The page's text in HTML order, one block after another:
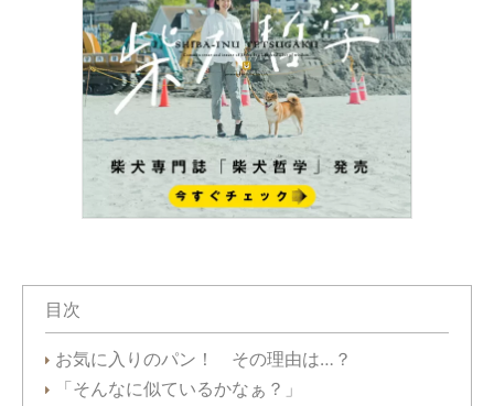
目次
お気に入りのパン！ その理由は…？
「そんなに似ているかなぁ？」